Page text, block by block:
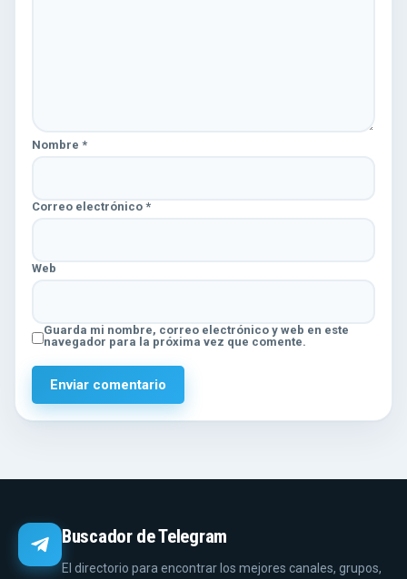
Nombre *
Correo electrónico *
Web
Guarda mi nombre, correo electrónico y web en este
navegador para la próxima vez que comente.
Buscador de Telegram
El directorio para encontrar los mejores canales, grupos,